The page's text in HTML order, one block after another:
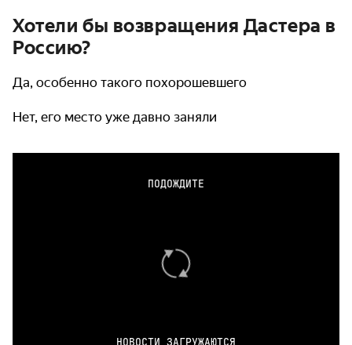
Хотели бы возвращения Дастера в
Россию?
Да, особенно такого похорошевшего
Нет, его место уже давно заняли
ПОДОЖДИТЕ
НОВОСТИ ЗАГРУЖАЮТСЯ